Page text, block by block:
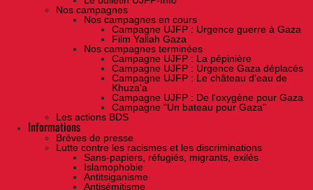
Nos campagnes
Nos campagnes en cours
Campagne UJFP : Urgence guerre à Gaza
Film Yallah Gaza
Nos campagnes terminées
Campagne UJFP : La pépinière
Campagne UJFP : Urgence Gaza déplacés
Campagne UJFP : Le château d'eau de
Khuza'a
Campagne UJFP : De l'oxygène pour Gaza
Campagne "Un bateau pour Gaza"
Les actions BDS
Informations
Brèves de presse
Lutte contre les racismes et les discriminations
Sans-papiers, réfugiés, migrants, exilés
Islamophobie
Antitsiganisme
Antisémitisme